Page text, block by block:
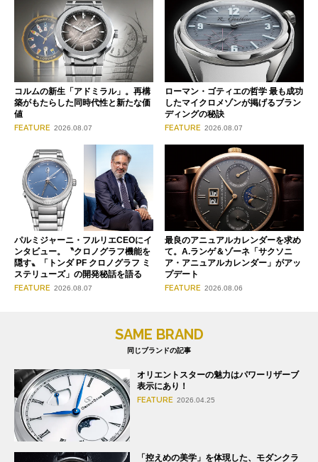
コルムの新生「アドミラル」。再構
築がもたらした同時代性と新たな価
値
FEATURE 2026.08.07
ローマン・ゴティエの哲学 最も成功
したマイクロメゾンが掲げるブラン
ディングの秘訣
FEATURE 2026.08.07
パルミジャーニ・フルリエCEOにイ
ンタビュー。〝クロノグラフ機能を
隠す〟「トンダ PF クロノグラフ ミ
ステリューズ」の開発秘話を語る
FEATURE 2026.08.07
最良のアニュアルカレンダーを求め
て。A.ランゲ＆ゾーネ「サクソニ
ア・アニュアルカレンダー」がアッ
プデート
FEATURE 2026.08.06
SAME BRAND
同じブランドの記事
オリエントスターの魅力はパワーリザーブ
表示にあり！
FEATURE 2026.04.25
「控えめの美学」を体現した、モダンクラ